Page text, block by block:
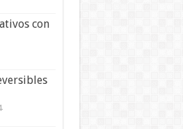
con